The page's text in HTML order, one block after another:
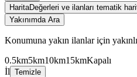
HaritaDeğerleri ve ilanları tematik
Yakınımda Ara
Konumuna yakın ilanlar için
0.5km5km10km15kmKapalı
İl Temizle